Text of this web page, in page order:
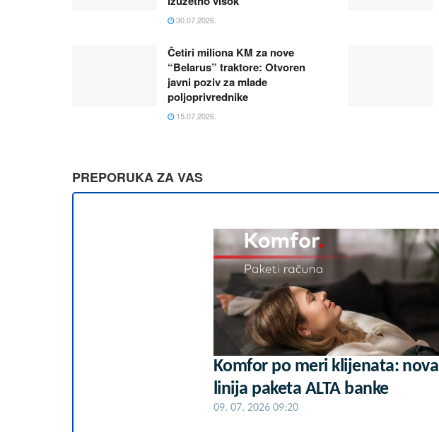
30.07.2026.
Četiri miliona KM za nove
“Belarus” traktore: Otvoren
javni poziv za mlade
poljoprivrednike
15.07.2026.
PREPORUKA ZA VAS
Komfor po meri klijenata: nova
linija paketa ALTA banke
09. 07. 2026 09:20